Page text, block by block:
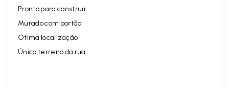
Pronto para construir
Murado com portão
Ótima localização
Único terreno da rua